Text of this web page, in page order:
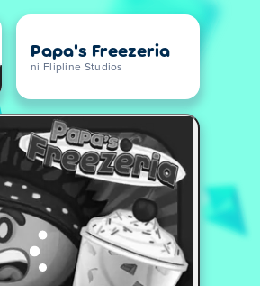
Papa's Freezeria
ni Flipline Studios